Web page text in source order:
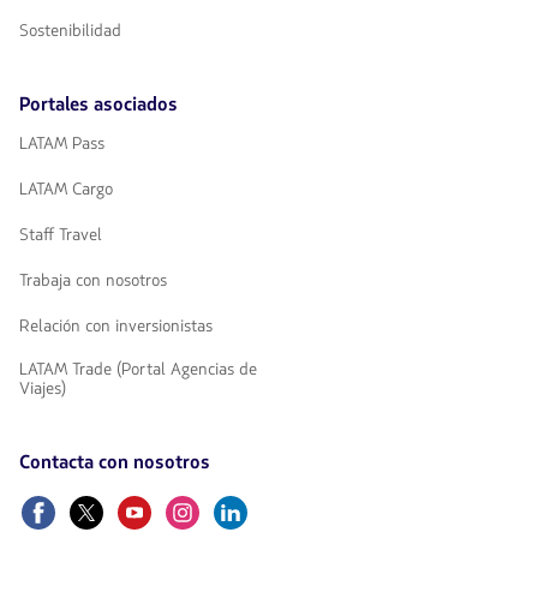
Sostenibilidad
Portales asociados
LATAM Pass
LATAM Cargo
Staff Travel
Trabaja con nosotros
Relación con inversionistas
LATAM Trade (Portal Agencias de
Viajes)
Contacta con nosotros
FacebookTwitterYoutubeInstagram
Linkedin